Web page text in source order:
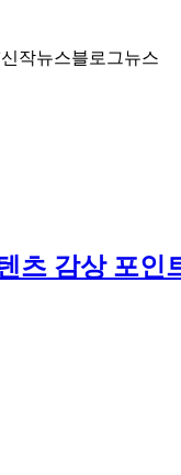
작뉴스블로그뉴스
츠 감상 포인